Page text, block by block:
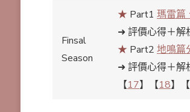
Finsal
Season
★ Part1 瑪雷篇
➜ 評價心得＋解
★ Part2 地鳴篇
➜ 評價心得＋解
【17】【18】【